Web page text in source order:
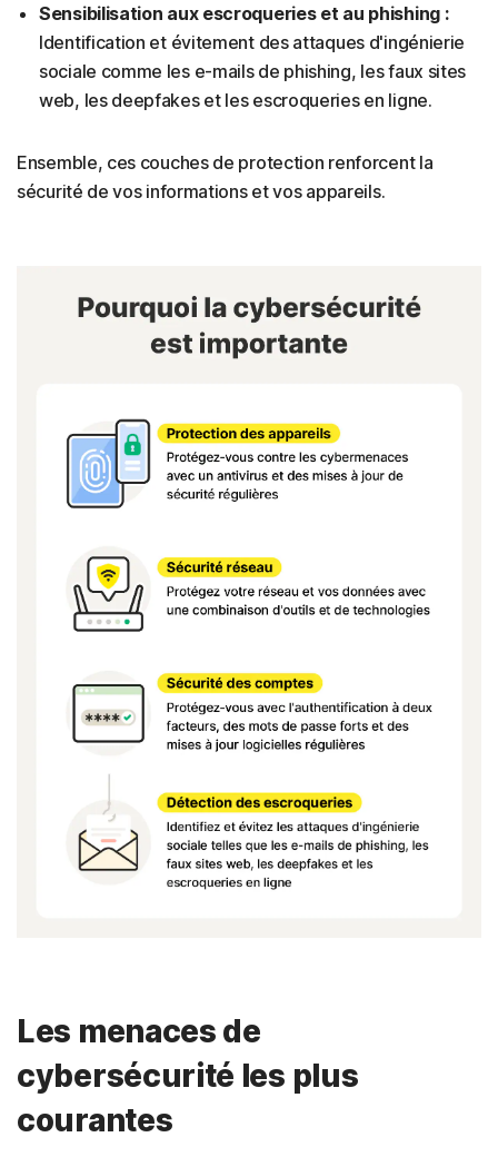
Sensibilisation aux escroqueries et au phishing :
Identification et évitement des attaques d'ingénierie
sociale comme les e-mails de phishing, les faux sites
web, les deepfakes et les escroqueries en ligne.
Ensemble, ces couches de protection renforcent la
sécurité de vos informations et vos appareils.
Les menaces de
cybersécurité les plus
courantes